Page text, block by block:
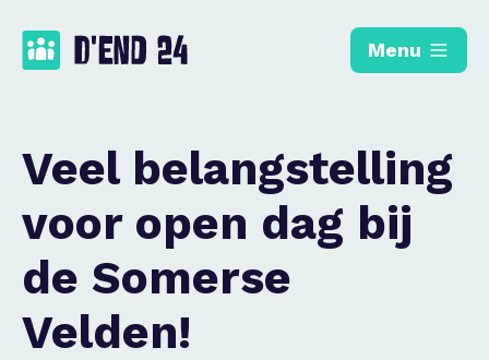
Menu
Veel belangstelling
voor open dag bij
de Somerse
Velden!